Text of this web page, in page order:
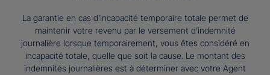
La garantie en cas d’incapacité temporaire totale permet de
maintenir votre revenu par le versement d’indemnité
journalière lorsque temporairement, vous êtes considéré en
incapacité totale, quelle que soit la cause. Le montant des
indemnités journalières est à déterminer avec votre Agent